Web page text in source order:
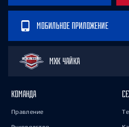
МОБИЛЬНОЕ ПРИЛОЖЕНИЕ
МХК ЧАЙКА
КОМАНДА
Правление